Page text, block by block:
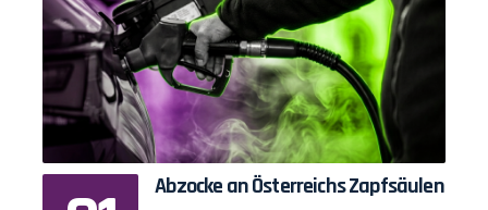
Abzocke an Österreichs Zapfsäulen